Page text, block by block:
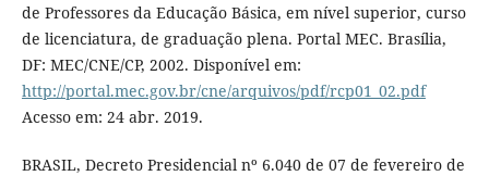
de Professores da Educação Básica, em nível superior, curso
de licenciatura, de graduação plena. Portal MEC. Brasília,
DF: MEC/CNE/CP, 2002. Disponível em:
http://portal.mec.gov.br/cne/arquivos/pdf/rcp01_02.pdf
Acesso em: 24 abr. 2019.
BRASIL, Decreto Presidencial nº 6.040 de 07 de fevereiro de